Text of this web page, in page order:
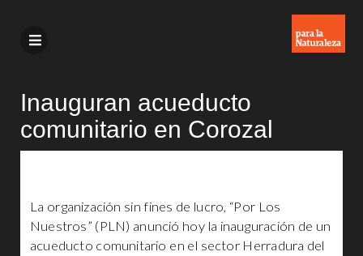
Inauguran acueducto
comunitario en Corozal
La organización sin fines de lucro, “Por Los
Nuestros” (PLN) anunció hoy la inauguración de un
acueducto comunitario en el sector Herradura del